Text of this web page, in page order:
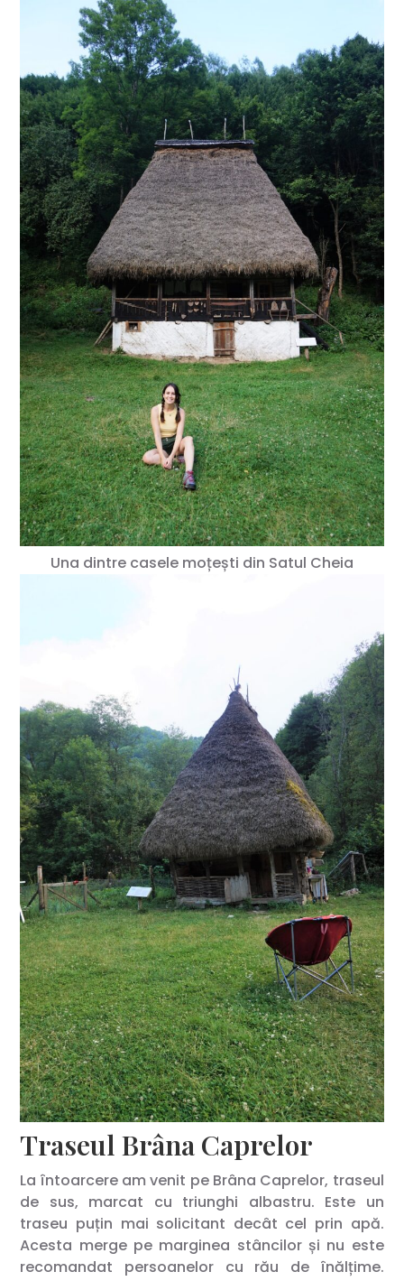
Una dintre casele moțești din Satul Cheia
Traseul Brâna Caprelor
La întoarcere am venit pe Brâna Caprelor, traseul
de sus, marcat cu triunghi albastru. Este un
traseu puțin mai solicitant decât cel prin apă.
Acesta merge pe marginea stâncilor și nu este
recomandat persoanelor cu rău de înălțime.